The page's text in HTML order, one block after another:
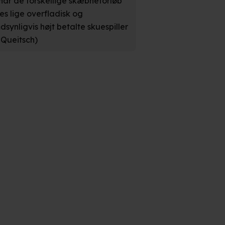
Det gør vi for at sikre
vores partnere.
lige overfladisk og
højt betalte skuespiller